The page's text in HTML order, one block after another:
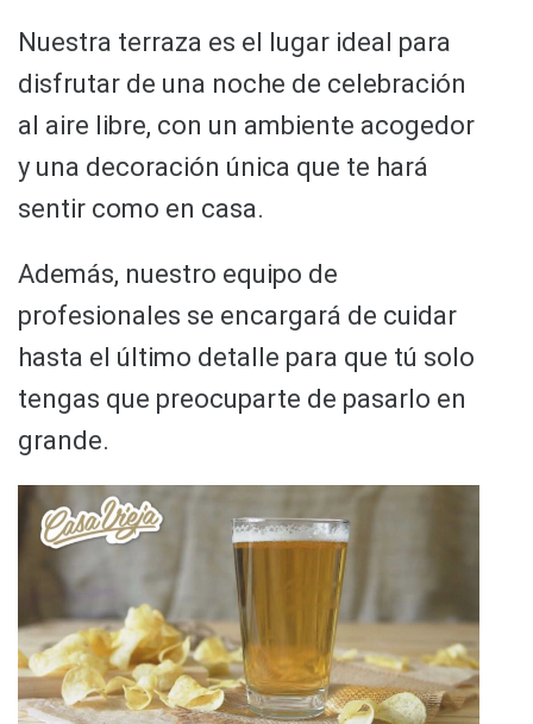
Nuestra terraza es el lugar ideal para
disfrutar de una noche de celebración
al aire libre, con un ambiente acogedor
y una decoración única que te hará
sentir como en casa.
Además, nuestro equipo de
profesionales se encargará de cuidar
hasta el último detalle para que tú solo
tengas que preocuparte de pasarlo en
grande.